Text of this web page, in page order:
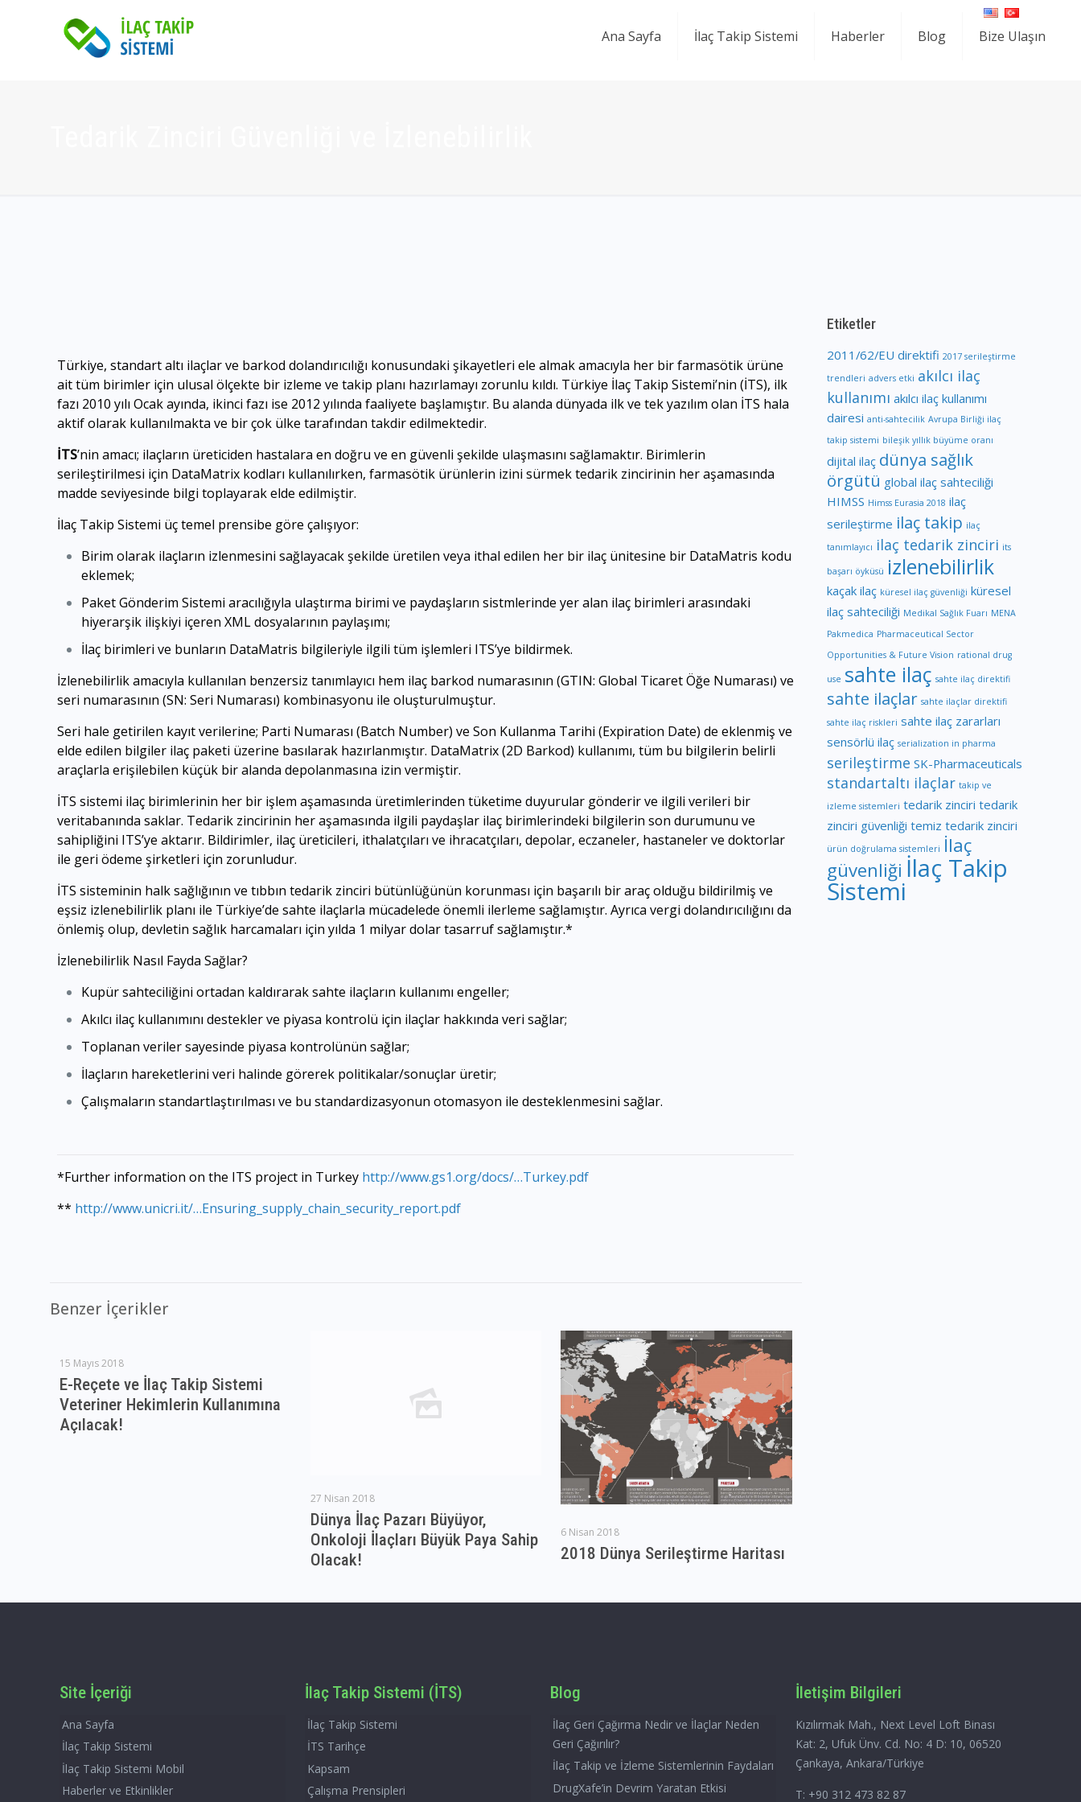
Ana Sayfa İlaç Takip Sistemi Haberler Blog Bize Ulaşın
Türkiye, standart altı ilaçlar ve barkod dolandırıcılığı konusundaki şikayetleri ele almak amacıyla her bir farmasötik ürüne
ait tüm birimler için ulusal ölçekte bir izleme ve takip planı hazırlamayı zorunlu kıldı. Türkiye İlaç Takip Sistemi’nin (İTS), ilk
fazı 2010 yılı Ocak ayında, ikinci fazı ise 2012 yılında faaliyete başlamıştır. Bu alanda dünyada ilk ve tek yazılım olan İTS hala
aktif olarak kullanılmakta ve bir çok ülke tarafından takdir edilmektedir.
İTS’nin amacı; ilaçların üreticiden hastalara en doğru ve en güvenli şekilde ulaşmasını sağlamaktır. Birimlerin
serileştirilmesi için DataMatrix kodları kullanılırken, farmasötik ürünlerin izini sürmek tedarik zincirinin her aşamasında
madde seviyesinde bilgi toplayarak elde edilmiştir.
İlaç Takip Sistemi üç temel prensibe göre çalışıyor:
Birim olarak ilaçların izlenmesini sağlayacak şekilde üretilen veya ithal edilen her bir ilaç ünitesine bir DataMatris kodu
eklemek;
Paket Gönderim Sistemi aracılığıyla ulaştırma birimi ve paydaşların sistmlerinde yer alan ilaç birimleri arasındaki
hiyerarşik ilişkiyi içeren XML dosyalarının paylaşımı;
İlaç birimleri ve bunların DataMatris bilgileriyle ilgili tüm işlemleri ITS’ye bildirmek.
İzlenebilirlik amacıyla kullanılan benzersiz tanımlayıcı hem ilaç barkod numarasının (GTIN: Global Ticaret Öğe Numarası) ve
seri numarasının (SN: Seri Numarası) kombinasyonu ile oluşturulmuştur.
Seri hale getirilen kayıt verilerine; Parti Numarası (Batch Number) ve Son Kullanma Tarihi (Expiration Date) de eklenmiş ve
elde edilen bilgiler ilaç paketi üzerine basılarak hazırlanmıştır. DataMatrix (2D Barkod) kullanımı, tüm bu bilgilerin belirli
araçlarla erişilebilen küçük bir alanda depolanmasına izin vermiştir.
İTS sistemi ilaç birimlerinin her bir işlem aşamasında üretimlerinden tüketime duyurular gönderir ve ilgili verileri bir
veritabanında saklar. Tedarik zincirinin her aşamasında ilgili paydaşlar ilaç birimlerindeki bilgilerin son durumunu ve
sahipliğini ITS’ye aktarır. Bildirimler, ilaç üreticileri, ithalatçıları ve ihracatçıları, depolar, eczaneler, hastaneler ve doktorlar
ile geri ödeme şirketleri için zorunludur.
İTS sisteminin halk sağlığının ve tıbbın tedarik zinciri bütünlüğünün korunması için başarılı bir araç olduğu bildirilmiş ve
eşsiz izlenebilirlik planı ile Türkiye’de sahte ilaçlarla mücadelede önemli ilerleme sağlamıştır. Ayrıca vergi dolandırıcılığını da
önlemiş olup, devletin sağlık harcamaları için yılda 1 milyar dolar tasarruf sağlamıştır.*
İzlenebilirlik Nasıl Fayda Sağlar?
Kupür sahteciliğini ortadan kaldırarak sahte ilaçların kullanımı engeller;
Akılcı ilaç kullanımını destekler ve piyasa kontrolü için ilaçlar hakkında veri sağlar;
Toplanan veriler sayesinde piyasa kontrolünün sağlar;
İlaçların hareketlerini veri halinde görerek politikalar/sonuçlar üretir;
Çalışmaların standartlaştırılması ve bu standardizasyonun otomasyon ile desteklenmesini sağlar.
*Further information on the ITS project in Turkey http://www.gs1.org/docs/…Turkey.pdf
** http://www.unicri.it/…Ensuring_supply_chain_security_report.pdf
Benzer İçerikler
15 Mayıs 2018
E-Reçete ve İlaç Takip Sistemi
Veteriner Hekimlerin Kullanımına
Açılacak!
27 Nisan 2018
Dünya İlaç Pazarı Büyüyor,
Onkoloji İlaçları Büyük Paya Sahip
Olacak!
6 Nisan 2018
2018 Dünya Serileştirme Haritası
Etiketler
2011/62/EU direktifi 2017 serileştirme
trendleri advers etki akılcı ilaç
kullanımı akılcı ilaç kullanımı
dairesi anti-sahtecilik Avrupa Birliği ilaç
takip sistemi bileşik yıllık büyüme oranı
dijital ilaç dünya sağlık
örgütü global ilaç sahteciliği
HIMSS Himss Eurasia 2018 ilaç
serileştirme ilaç takip ilaç
tanımlayıcı ilaç tedarik zinciri its
başarı öyküsü izlenebilirlik
kaçak ilaç küresel ilaç güvenliği küresel
ilaç sahteciliği Medikal Sağlık Fuarı MENA
Pakmedica Pharmaceutical Sector
Opportunities & Future Vision rational drug
use sahte ilaç sahte ilaç direktifi
sahte ilaçlar sahte ilaçlar direktifi
sahte ilaç riskleri sahte ilaç zararları
sensörlü ilaç serialization in pharma
serileştirme SK-Pharmaceuticals
standartaltı ilaçlar takip ve
izleme sistemleri tedarik zinciri tedarik
zinciri güvenliği temiz tedarik zinciri
ürün doğrulama sistemleri İlaç
güvenliği İlaç Takip
Sistemi
Site İçeriği
Ana Sayfa
İlaç Takip Sistemi
İlaç Takip Sistemi Mobil
Haberler ve Etkinlikler
İlaç Takip Sistemi (İTS)
İlaç Takip Sistemi
İTS Tarihçe
Kapsam
Çalışma Prensipleri
Blog
İlaç Geri Çağırma Nedir ve İlaçlar Neden
Geri Çağırılır?
İlaç Takip ve İzleme Sistemlerinin Faydaları
DrugXafe’in Devrim Yaratan Etkisi
İletişim Bilgileri
Kızılırmak Mah., Next Level Loft Binası
Kat: 2, Ufuk Ünv. Cd. No: 4 D: 10, 06520
Çankaya, Ankara/Türkiye
T: +90 312 473 82 87